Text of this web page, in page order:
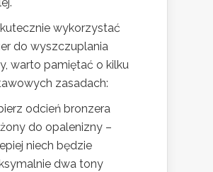
wykorzystać
do wyszczuplania
warto pamiętać o kilku
zasadach:
odcień bronzera
do opalenizny –
niech będzie
dwa tony